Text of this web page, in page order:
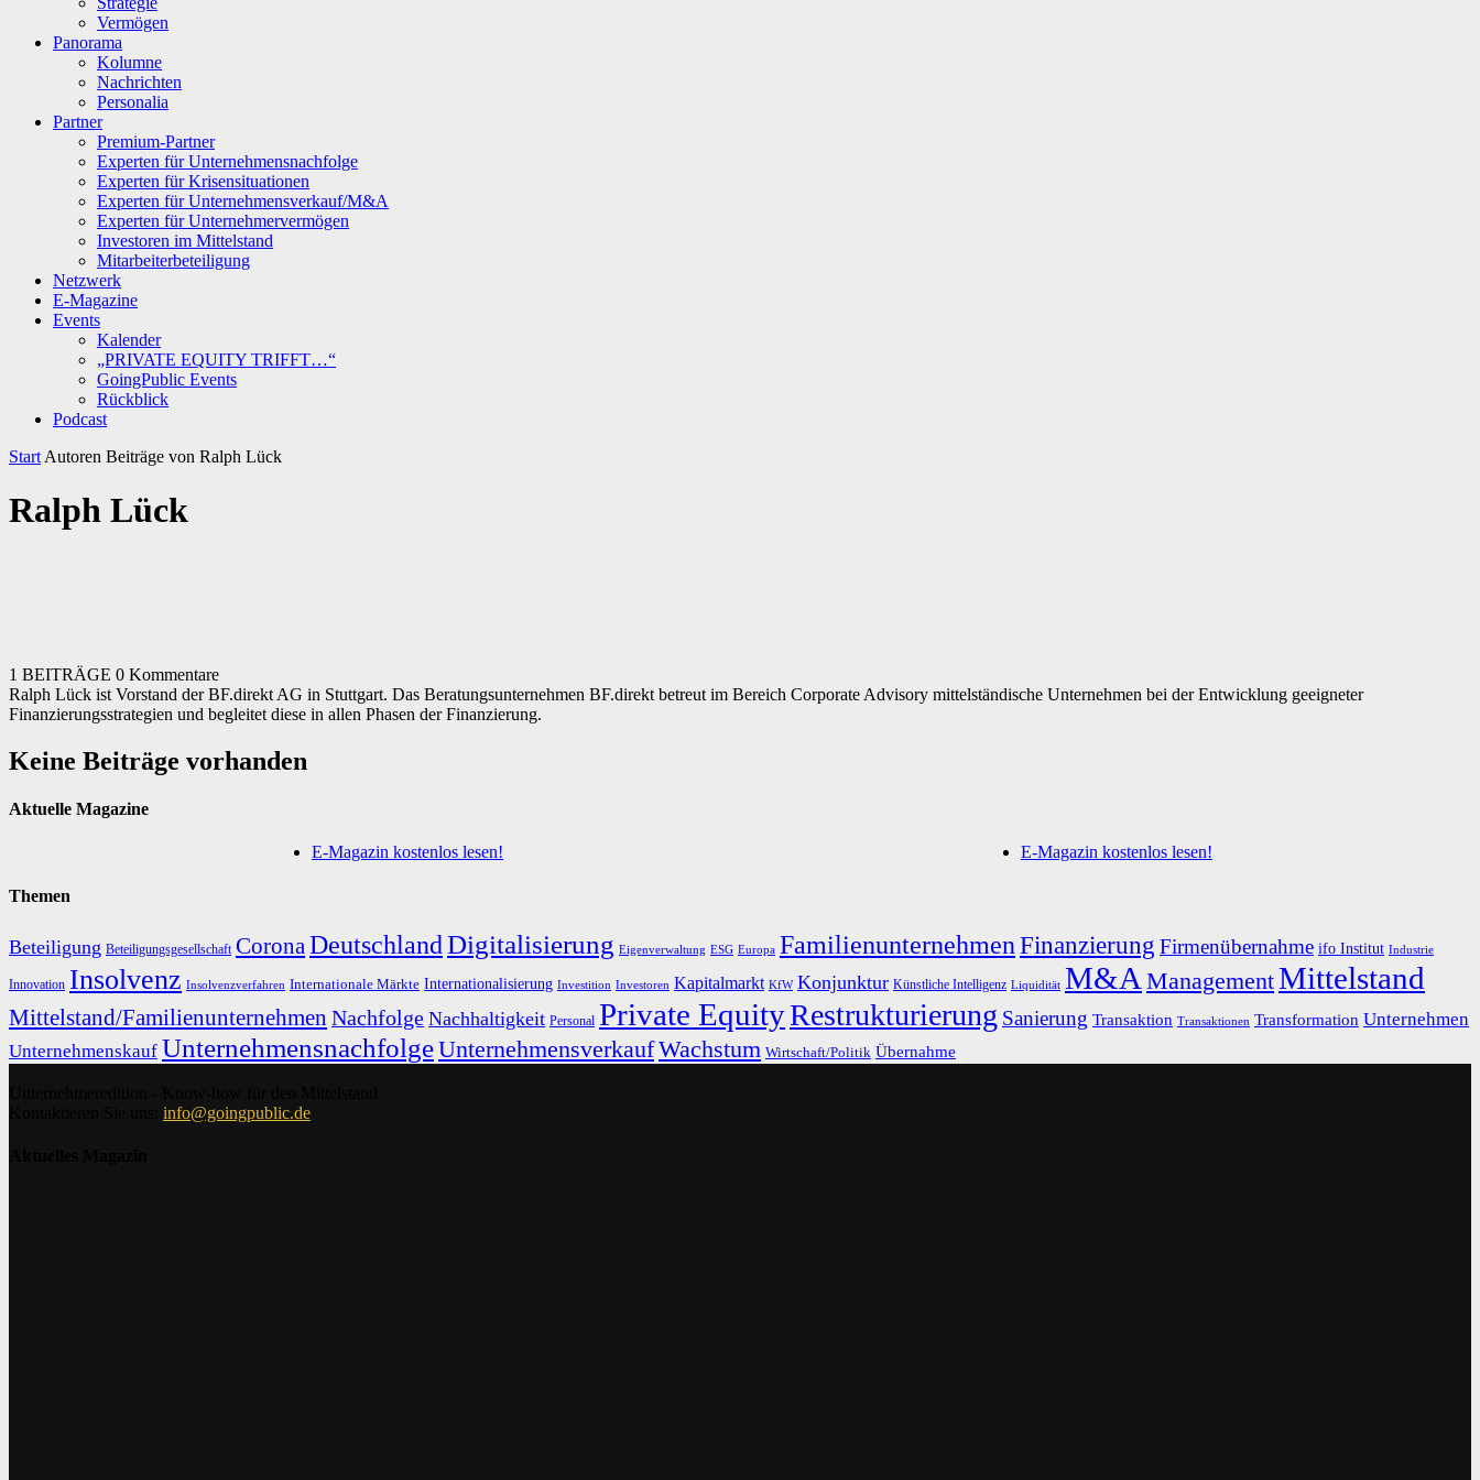
Vermögen
Panorama
Kolumne
Nachrichten
Personalia
Partner
Premium-Partner
Experten für Unternehmensnachfolge
Experten für Krisensituationen
Experten für Unternehmensverkauf/M&A
Experten für Unternehmervermögen
Investoren im Mittelstand
Mitarbeiterbeteiligung
Netzwerk
E-Magazine
Events
Kalender
„PRIVATE EQUITY TRIFFT…“
GoingPublic Events
Rückblick
Podcast
Start Autoren Beiträge von Ralph Lück
Ralph Lück
1 BEITRÄGE 0 Kommentare
Ralph Lück ist Vorstand der BF.direkt AG in Stuttgart. Das Beratungsunternehmen BF.direkt betreut im Bereich Corporate Advisory mittelständische Unternehmen bei der Entwicklung geeigneter
Finanzierungsstrategien und begleitet diese in allen Phasen der Finanzierung.
Keine Beiträge vorhanden
Aktuelle Magazine
E-Magazin kostenlos lesen! E-Magazin kostenlos lesen!
Themen
Beteiligung Beteiligungsgesellschaft CoronaDeutschlandDigitalisierung Eigenverwaltung ESG Europa Familienunternehmen Finanzierung Firmenübernahme ifo Institut Industrie
Innovation Insolvenz Insolvenzverfahren Internationale Märkte Internationalisierung Investition Investoren Kapitalmarkt KfW Konjunktur Künstliche Intelligenz Liquidität M&A ManagementMittelstand
Mittelstand/Familienunternehmen Nachfolge Nachhaltigkeit Personal Private EquityRestrukturierung Sanierung Transaktion Transaktionen Transformation Unternehmen
Unternehmenskauf UnternehmensnachfolgeUnternehmensverkaufWachstum Wirtschaft/Politik Übernahme
info@goingpublic.de